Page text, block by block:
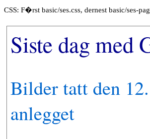
CSS: F�rst basic/ses.css, dernest basic/ses-
Siste dag med
Bilder tatt den
anlegget